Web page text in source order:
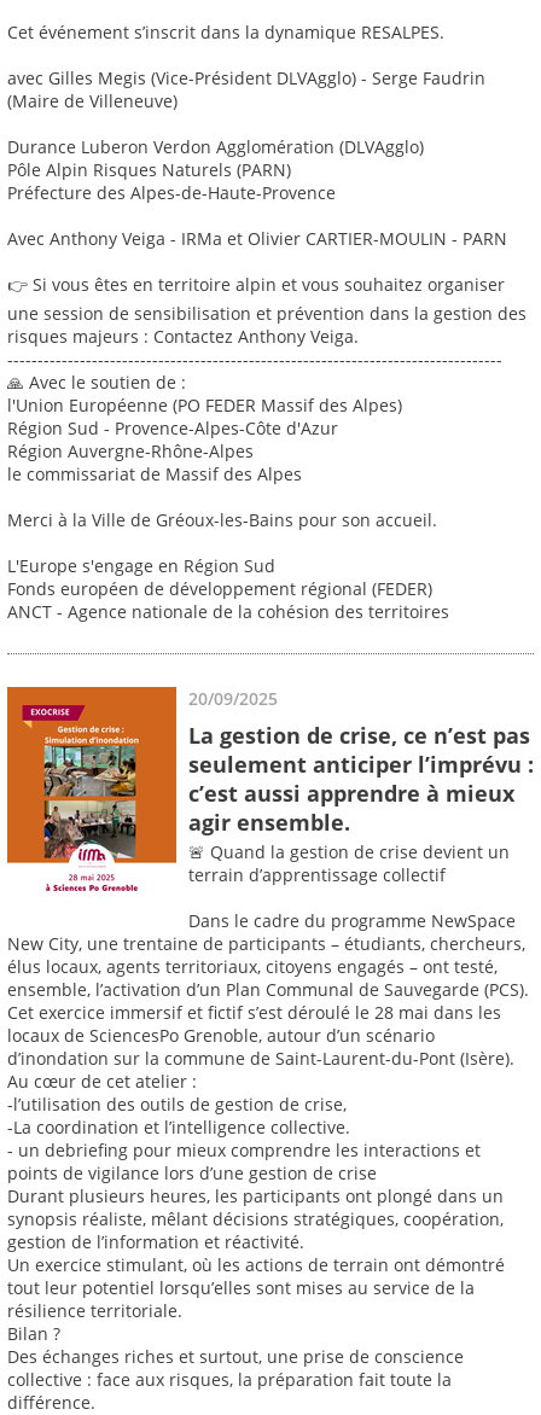
Cet événement s’inscrit dans la dynamique RESALPES.
avec Gilles Megis (Vice-Président DLVAgglo) - Serge Faudrin
(Maire de Villeneuve)
Durance Luberon Verdon Agglomération (DLVAgglo)
Pôle Alpin Risques Naturels (PARN)
Préfecture des Alpes-de-Haute-Provence
Avec Anthony Veiga - IRMa et Olivier CARTIER-MOULIN - PARN
👉 Si vous êtes en territoire alpin et vous souhaitez organiser
une session de sensibilisation et prévention dans la gestion des
risques majeurs : Contactez Anthony Veiga.
----------------------------------------------------------------------------------
🙏 Avec le soutien de :
l'Union Européenne (PO FEDER Massif des Alpes)
Région Sud - Provence-Alpes-Côte d'Azur
Région Auvergne-Rhône-Alpes
le commissariat de Massif des Alpes
Merci à la Ville de Gréoux-les-Bains pour son accueil.
L'Europe s'engage en Région Sud
Fonds européen de développement régional (FEDER)
ANCT - Agence nationale de la cohésion des territoires
20/09/2025
La gestion de crise, ce n’est pas
seulement anticiper l’imprévu :
c’est aussi apprendre à mieux
agir ensemble.
🚨 Quand la gestion de crise devient un
terrain d’apprentissage collectif
Dans le cadre du programme NewSpace
New City, une trentaine de participants – étudiants, chercheurs,
élus locaux, agents territoriaux, citoyens engagés – ont testé,
ensemble, l’activation d’un Plan Communal de Sauvegarde (PCS).
Cet exercice immersif et fictif s’est déroulé le 28 mai dans les
locaux de SciencesPo Grenoble, autour d’un scénario
d’inondation sur la commune de Saint-Laurent-du-Pont (Isère).
Au cœur de cet atelier :
-l’utilisation des outils de gestion de crise,
-La coordination et l’intelligence collective.
- un debriefing pour mieux comprendre les interactions et
points de vigilance lors d’une gestion de crise
Durant plusieurs heures, les participants ont plongé dans un
synopsis réaliste, mêlant décisions stratégiques, coopération,
gestion de l’information et réactivité.
Un exercice stimulant, où les actions de terrain ont démontré
tout leur potentiel lorsqu’elles sont mises au service de la
résilience territoriale.
Bilan ?
Des échanges riches et surtout, une prise de conscience
collective : face aux risques, la préparation fait toute la
différence.